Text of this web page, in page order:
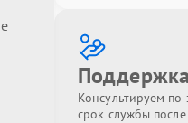
Консультируем по
срок службы